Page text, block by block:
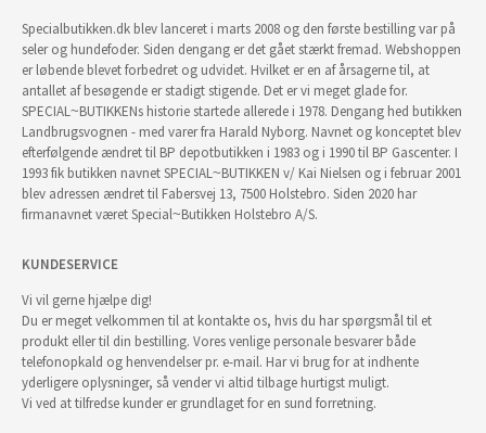
Specialbutikken.dk blev lanceret i marts 2008 og den første bestilling var på
seler og hundefoder. Siden dengang er det gået stærkt fremad. Webshoppen
er løbende blevet forbedret og udvidet. Hvilket er en af årsagerne til, at
antallet af besøgende er stadigt stigende. Det er vi meget glade for.
SPECIAL~BUTIKKENs historie startede allerede i 1978. Dengang hed butikken
Landbrugsvognen - med varer fra Harald Nyborg. Navnet og konceptet blev
efterfølgende ændret til BP depotbutikken i 1983 og i 1990 til BP Gascenter. I
1993 fik butikken navnet SPECIAL~BUTIKKEN v/ Kai Nielsen og i februar 2001
blev adressen ændret til Fabersvej 13, 7500 Holstebro. Siden 2020 har
firmanavnet været Special~Butikken Holstebro A/S.
KUNDESERVICE
Vi vil gerne hjælpe dig!
Du er meget velkommen til at kontakte os, hvis du har spørgsmål til et
produkt eller til din bestilling. Vores venlige personale besvarer både
telefonopkald og henvendelser pr. e-mail. Har vi brug for at indhente
yderligere oplysninger, så vender vi altid tilbage hurtigst muligt.
Vi ved at tilfredse kunder er grundlaget for en sund forretning.